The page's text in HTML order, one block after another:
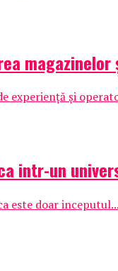
experiență și
intr-un
este doar